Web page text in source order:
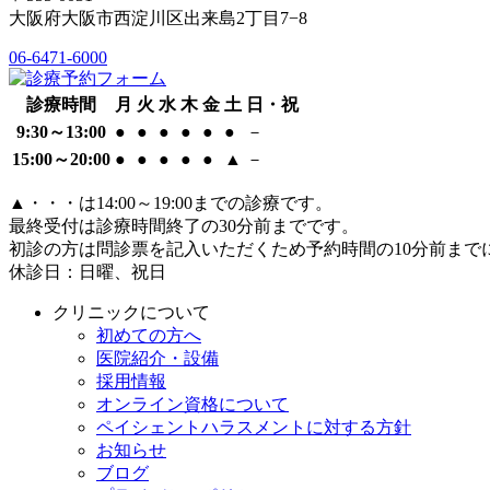
大阪府大阪市西淀川区出来島2丁目7−8
06-6471-6000
診療時間 月 火 水 木 金 土 日・祝
9:30～13:00 ● ● ● ● ● ●
－
15:00～20:00 ● ● ● ● ● ▲ －
▲
・・・は14:00～19:00までの診療です。
最終受付は診療時間終了の30分前までです。
初診の方は問診票を記入いただくため予約時間の10分前まで
休診日：日曜、祝日
クリニックについて
初めての方へ
医院紹介・設備
採用情報
オンライン資格について
ペイシェントハラスメントに対する方針
お知らせ
ブログ